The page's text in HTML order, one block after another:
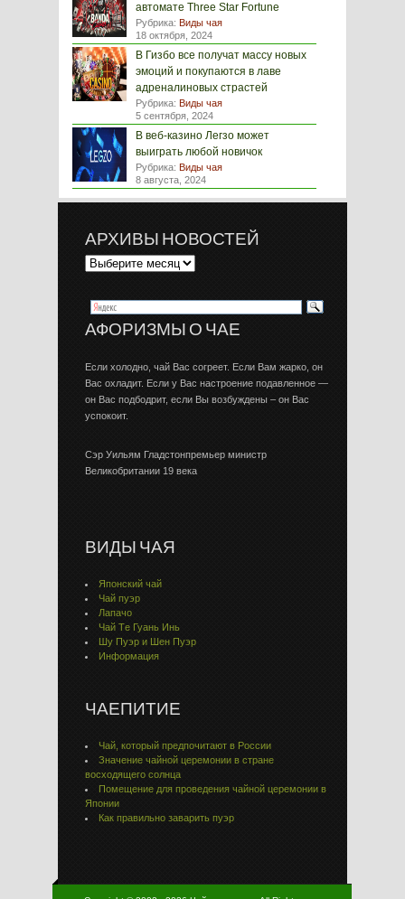
автомате Three Star Fortune
Рубрика: Виды чая
18 октября, 2024
В Гизбо все получат массу новых
эмоций и покупаются в лаве
адреналиновых страстей
Рубрика: Виды чая
5 сентября, 2024
В веб-казино Легзо может
выиграть любой новичок
Рубрика: Виды чая
8 августа, 2024
АРХИВЫ НОВОСТЕЙ
АФОРИЗМЫ О ЧАЕ
Если холодно, чай Вас согреет. Если Вам жарко, он
Вас охладит. Если у Вас настроение подавленное —
он Вас подбодрит, если Вы возбуждены – он Вас
успокоит.
Сэр Уильям Гладстонпремьер министр
Великобритании 19 века
ВИДЫ ЧАЯ
Японский чай
Чай пуэр
Лапачо
Чай Тe Гуaнь Инь
Шу Пуэр и Шен Пуэр
Информация
ЧАЕПИТИЕ
Чай, который предпочитают в России
Значение чайной церемонии в стране
восходящего солнца
Помещение для проведения чайной церемонии в
Японии
Как правильно заварить пуэр